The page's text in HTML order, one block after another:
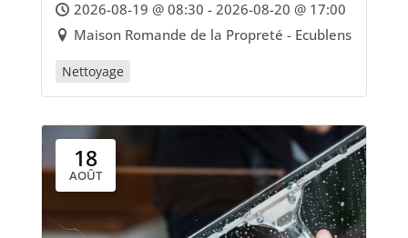
2026-08-19 @ 08:30 - 2026-08-20 @ 17:00
Maison Romande de la Propreté - Ecublens
Nettoyage
18
AOÛT